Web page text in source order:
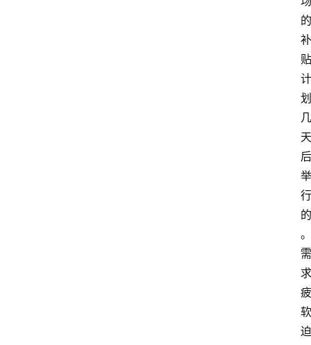
的
补
贴
计
划
几
天
后
举
行
的
。
需
求
疲
软
迫